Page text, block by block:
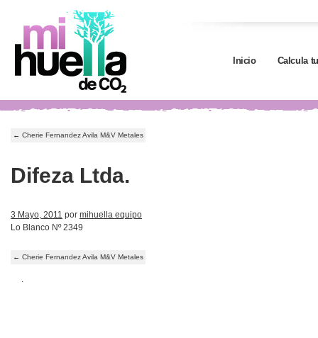
Inicio Calcula
← Cherie Fernandez Avila M&V Metales
Difeza Ltda.
3 Mayo, 2011 por mihuella equipo
Lo Blanco Nº 2349
← Cherie Fernandez Avila M&V Metales
.